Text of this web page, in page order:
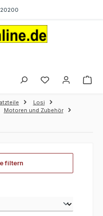
Losi
Motoren und Zubehör
filtern